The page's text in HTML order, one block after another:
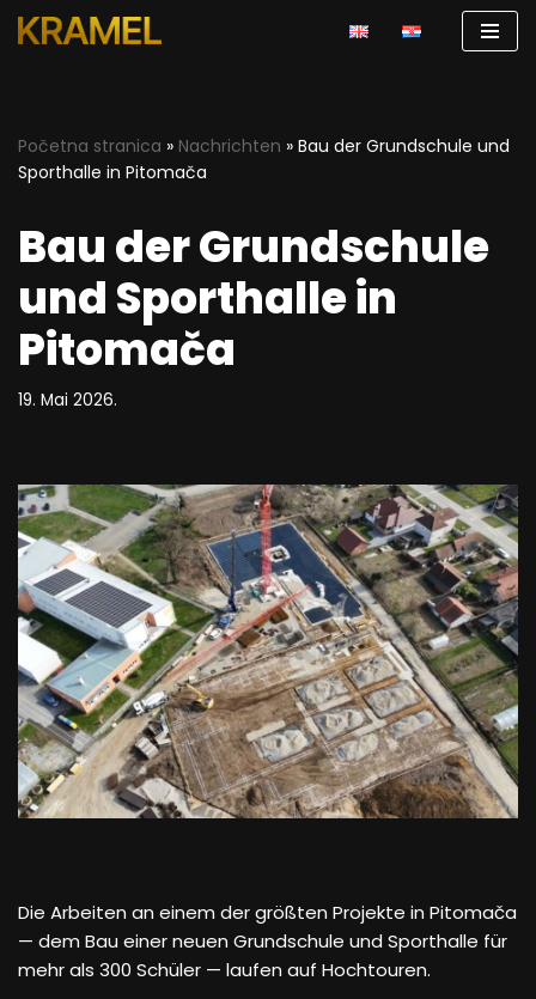
Početna stranica » Nachrichten » Bau der Grundschule und
Sporthalle in Pitomača
Bau der Grundschule
und Sporthalle in
Pitomača
19. Mai 2026.
Die Arbeiten an einem der größten Projekte in Pitomača
— dem Bau einer neuen Grundschule und Sporthalle für
mehr als 300 Schüler — laufen auf Hochtouren.